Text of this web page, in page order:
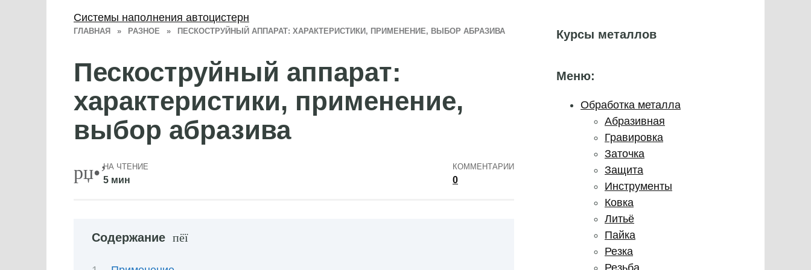
ГЛАВНАЯ » РАЗНОЕ » ПЕСКОСТРУЙНЫЙ АППАРАТ: ХАРАКТЕРИСТИКИ, ПРИМЕНЕНИЕ, ВЫБОР АБРАЗИВА
Пескоструйный аппарат:
характеристики, применение,
выбор абразива
НА ЧТЕНИЕ
5 мин
КОММЕНТАРИИ
0
Содержание
Курсы металлов
Меню:
Обработка металла
Абразивная
Гравировка
Заточка
Защита
Инструменты
Ковка
Литьё
Пайка
Резка
Резьба
Системы наполнения автоцистерн